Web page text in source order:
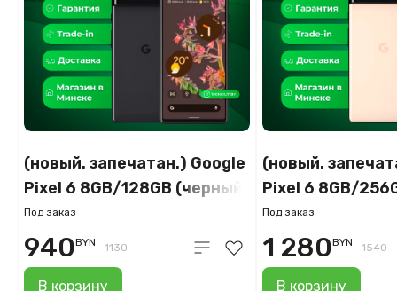
(новый. запечатан.) Google
Pixel 6 8GB/128GB (черный)
Под заказ
В корзину
940BYN 1130
(новый.
Pixel 6 8GB/
(коралловый)
Под заказ
В корзину
1 280BYN 1540